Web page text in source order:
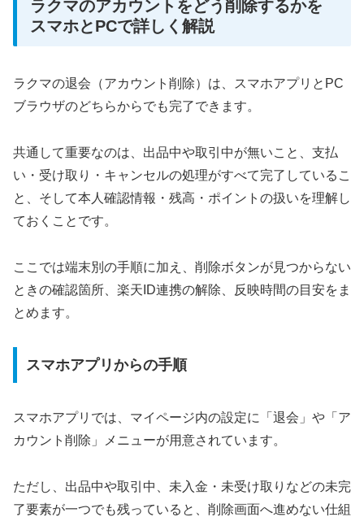
ラクマのアカウントをどう削除するかを
スマホとPCで詳しく解説
ラクマの退会（アカウント削除）は、スマホアプリとPC
ブラウザのどちらからでも完了できます。
共通して重要なのは、出品中や取引中が無いこと、支払
い・受け取り・キャンセルの処理がすべて完了しているこ
と、そして本人確認情報・残高・ポイントの扱いを理解し
ておくことです。
ここでは端末別の手順に加え、削除ボタンが見つからない
ときの確認箇所、楽天ID連携の解除、反映時間の目安をま
とめます。
スマホアプリからの手順
スマホアプリでは、マイページ内の設定に「退会」や「ア
カウント削除」メニューが用意されています。
ただし、出品中や取引中、未入金・未受け取りなどの未完
了要素が一つでも残っていると、削除画面へ進めない仕組